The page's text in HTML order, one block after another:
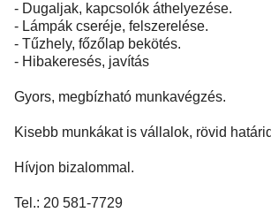
- Dugaljak, kapcsolók áthelyezése.
- Lámpák cseréje, felszerelése.
- Tűzhely, főzőlap bekötés.
- Hibakeresés, javítás
Gyors, megbízható munkavégzés.
Kisebb munkákat is vállalok, rövid
Hívjon bizalommal.
Tel.: 20 581-7729